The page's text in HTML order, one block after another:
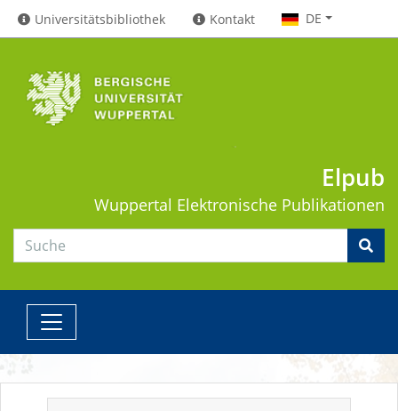
Universitätsbibliothek Kontakt DE
Elpub
Wuppertal Elektronische Publikationen